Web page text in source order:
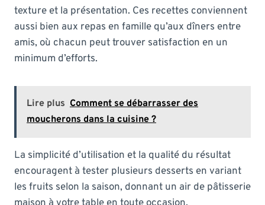
texture et la présentation. Ces recettes conviennent
aussi bien aux repas en famille qu’aux dîners entre
amis, où chacun peut trouver satisfaction en un
minimum d’efforts.
Lire plus Comment se débarrasser des
moucherons dans la cuisine ?
La simplicité d’utilisation et la qualité du résultat
encouragent à tester plusieurs desserts en variant
les fruits selon la saison, donnant un air de pâtisserie